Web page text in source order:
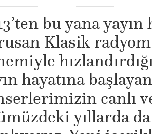
bu yana
Klasik
hayatına
canlı
yıllarda